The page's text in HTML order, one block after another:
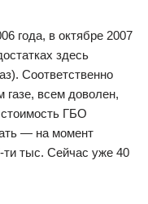
года, в октябре 2007
здесь
Соответственно
всем доволен,
ГБО
— на момент
тыс. Сейчас уже 40